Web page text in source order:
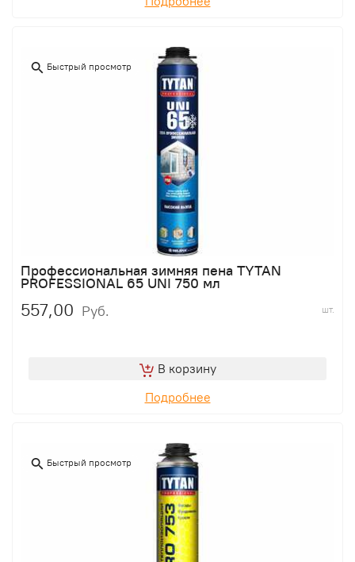
Быстрый просмотр
Профессиональная зимняя пена TYTAN
PROFESSIONAL 65 UNI 750 мл
557,00 Руб. шт.
В корзину
Подробнее
Быстрый просмотр